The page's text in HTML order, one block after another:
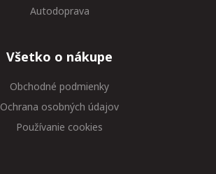
Autodoprava
Všetko o nákupe
Obchodné podmienky
Ochrana osobných údajov
Používanie cookies